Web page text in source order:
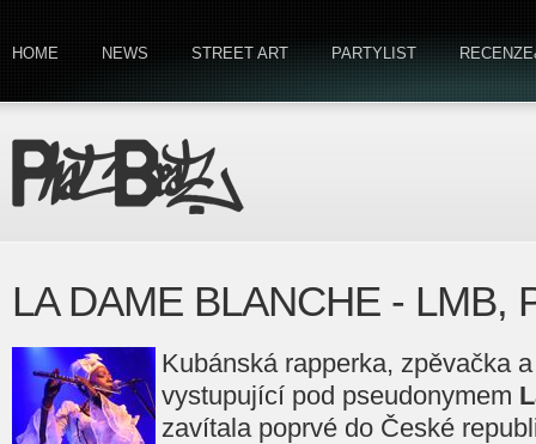
HOME NEWS STREET ART PARTYLIST
LA DAME BLANCHE - LMB,
Kubánská rapperka, zpěvačka
vystupující pod pseudonymem
zavítala poprvé do České